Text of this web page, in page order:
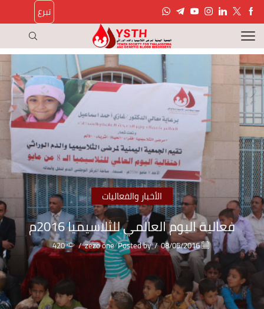
تبرع
الأخبار والفعاليات
فعالية اليوم العالمي للثلاسيميا 2016م
08/05/2016
/
Posted by
zezo one
/
420